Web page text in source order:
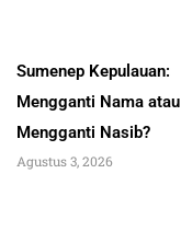
Sumenep Kepulauan:
Mengganti Nama atau
Mengganti Nasib?
Agustus 3, 2026